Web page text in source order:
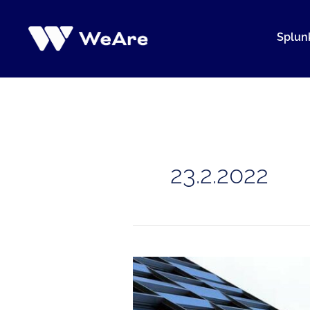
sisältöön
23.2.2022
Pilvipalvelut
ja
niiden